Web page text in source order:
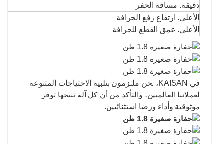
دقيقة. مسافة الحفر
الأعلى. ارتفاع رفع الجرافة
الأعلى. عمق القطع للجرافة
في KAISAN، نحن ملتزمون بتلبية الاحتياجات المتنوعة
لعملائنا العالميين، والتأكد من أن كل آلة ننتجها توفر
موثوقية وأداء ورضا استثنائيين.